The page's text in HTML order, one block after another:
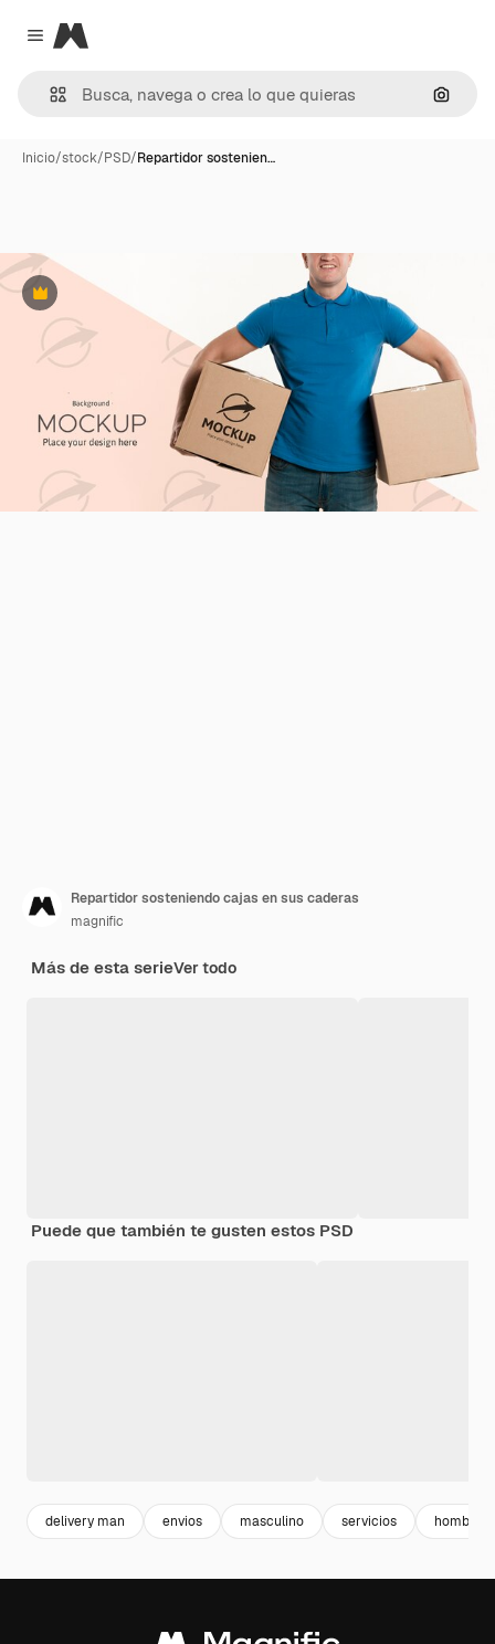
Close menu
Magnific
Inicio/stock/PSD/Repartidor sostenien…
Premium
Repartidor sosteniendo cajas en sus caderas
magnific
Más de esta serieVer todo
Puede que también te gusten estos PSD
delivery man envios masculino servicios hombre